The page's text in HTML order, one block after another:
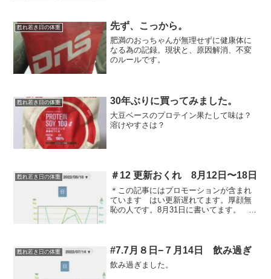
甦れ若き日の体重 先ず、こっから。
肥満のおっちゃんが無理せずに健康体に
なる為の記録。現状と、原因解消、不変
のルールです。
甦れ若き日の体重 30年ぶりに買ってみました。
大豆ベースのプロテイン果たして味は？
溶けやすさは？
甦れ若き日の体重 ＃12 更新おくれ 8月12日〜18日
＊この記事にはプロモーションが含まれ
ています はい更新遅れてます。厚顔無
恥の人です。8月31日に書いてます。 記
います。 先週のねぶ...
甦れ若き日の体重 #7.7月８日−７月14日 飲み過ぎ
飲み過ぎました。